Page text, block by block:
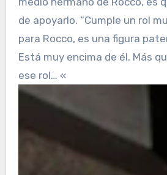
de apoyarlo. “Cumple un rol
para Rocco, es una figura
Está muy encima de él. Más
ese rol… «